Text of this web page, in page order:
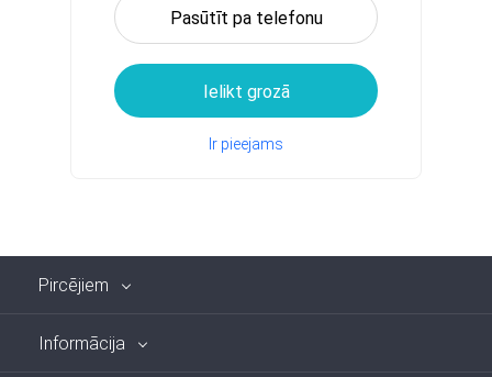
Pasūtīt pa telefonu
Ielikt grozā
Ir pieejams
Pircējiem
Informācija